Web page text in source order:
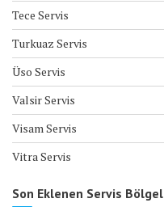
Tece Servis
Turkuaz Servis
Üso Servis
Valsir Servis
Visam Servis
Vitra Servis
Son Eklenen Servis